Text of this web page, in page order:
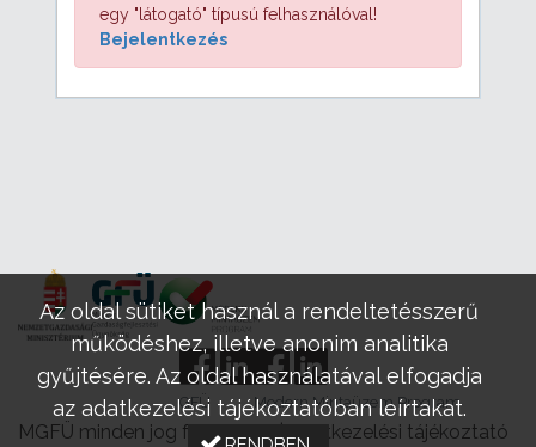
egy "látogató" típusú felhasználóval!
Bejelentkezés
GFÜ Modern Mintaüzem Program
MGFÜ minden jog fenntartva |Adatkezelési tájékoztató
Az oldal sütiket használ a rendeltetésszerű
működéshez, illetve anonim analitika
gyűjtésére. Az oldal használatával elfogadja
az adatkezelési tájékoztatóban leírtakat.